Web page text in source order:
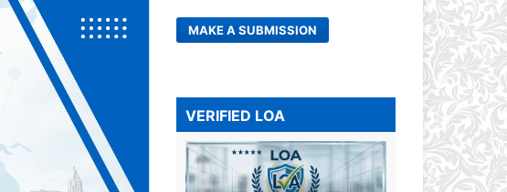
MAKE A SUBMISSION
VERIFIED LOA